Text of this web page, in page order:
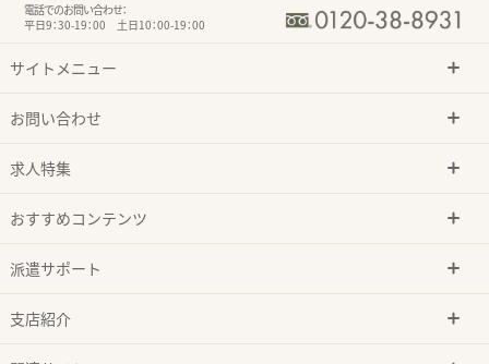
電話でのお問い合わせ：
平日9：30-19：00 土日10：00-19：00
サイトメニュー
お問い合わせ
求人特集
おすすめコンテンツ
派遣サポート
支店紹介